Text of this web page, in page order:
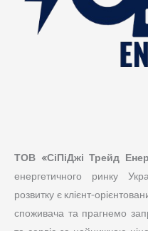
ТОВ «СіПіДжі Трейд
енергетичного ринку
розвитку є клієнт-
споживача та прагнемо